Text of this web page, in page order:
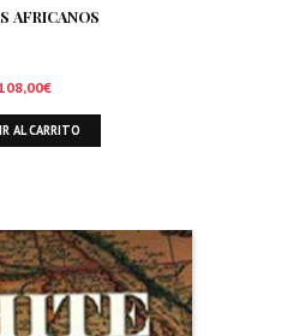
AFRICANOS
€
AL CARRITO